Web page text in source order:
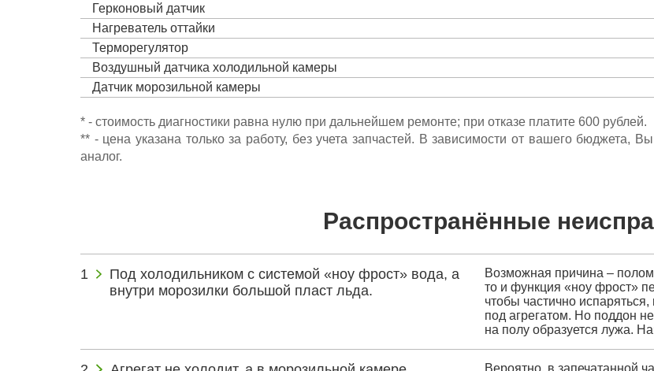
Герконовый датчик
Нагреватель оттайки
Терморегулятор
Воздушный датчика холодильной камеры
Датчик морозильной камеры
* - стоимость диагностики равна нулю при дальнейшем ремонте; при отказе платите 600 рублей.
** - цена указана только за работу, без учета запчастей. В зависимости от вашего бюджета,
аналог.
Распространённые
Под холодильником с системой «ноу фрост» вода, а
внутри морозилки большой пласт льда.
Возможная причина –
то и функция «ноу фрост»
чтобы частично
под агрегатом. Но поддон
на полу образуется лужа.
Вероятно, в запечатанной